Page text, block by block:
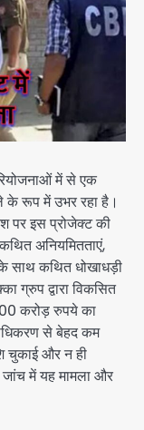
में से एक
के रूप में उभर रहा है।
पर इस प्रोजेक्ट की
अनियमितताएं,
साथ कथित धोखाधड़ी
ग्रुप द्वारा विकसित
करोड़ रुपये का
से बेहद कम
चुकाई और न ही
में यह मामला और